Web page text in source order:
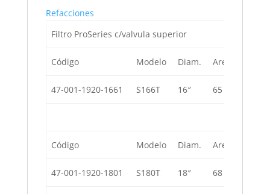
Refacciones
Filtro ProSeries c/valvula superior
Código Modelo Diam. Arena Silica
47-001-1920-1661 S166T 16″ 65 Kg
Código Modelo Diam. Arena Silica
47-001-1920-1801 S180T 18″ 68 Kg